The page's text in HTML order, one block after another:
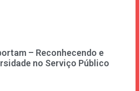
– Reconhecendo e
no Serviço Público